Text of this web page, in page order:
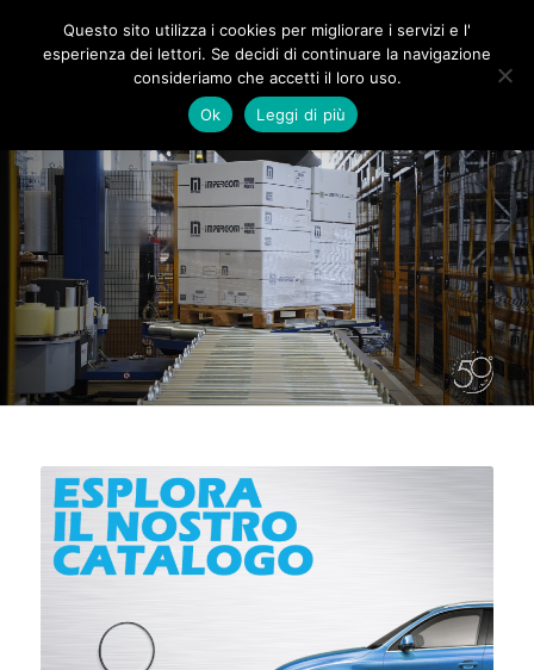
Questo sito utilizza i cookies per migliorare i servizi e l'
esperienza dei lettori. Se decidi di continuare la navigazione
consideriamo che accetti il loro uso.
Ok
Leggi di più